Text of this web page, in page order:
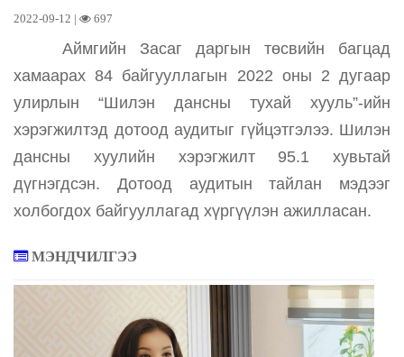
2022-09-12 | 697
Аймгийн Засаг даргын төсвийн багцад
хамаарах 84 байгууллагын 2022 оны 2 дугаар
улирлын “Шилэн дансны тухай хууль”-ийн
хэрэгжилтэд дотоод аудитыг гүйцэтгэлээ. Шилэн
дансны хуулийн хэрэгжилт 95.1 хувьтай
дүгнэгдсэн. Дотоод аудитын тайлан мэдээг
холбогдох байгууллагад хүргүүлэн ажилласан.
МЭНДЧИЛГЭЭ